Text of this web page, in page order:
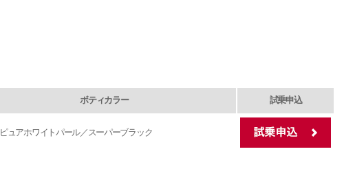
ボティカラー 試乗申込
ピュアホワイトパール／スーパーブラック